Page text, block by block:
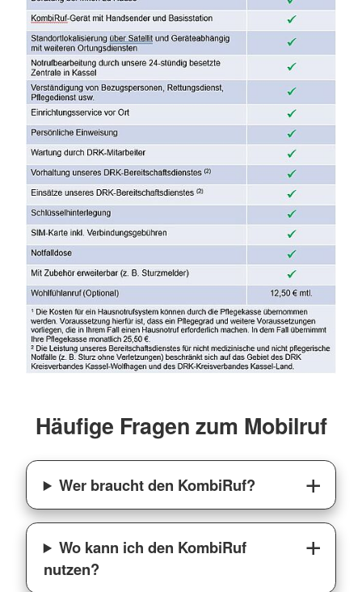
Häufige Fragen zum Mobilruf
Wer braucht den KombiRuf?
Wo kann ich den KombiRuf
nutzen?